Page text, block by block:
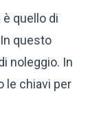
quello di
questo
noleggio. In
le chiavi per